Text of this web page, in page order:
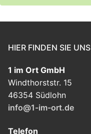
HIER FINDEN SIE UNS
1 im Ort GmbH
Windthorststr. 15
46354 Südlohn
info@1-im-ort.de
Telefon